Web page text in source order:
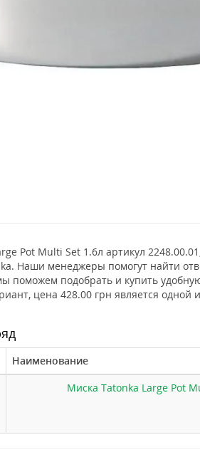
Pot Multi Set 1.6л артикул
Наши менеджеры помогут найти
поможем подобрать и купить
цена 428.00 грн является
Наименование
Миска Tatonka Large Pot